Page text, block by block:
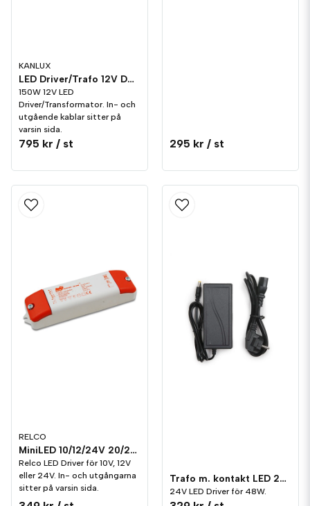
KANLUX
LED Driver/Trafo 12V DC 150W
150W 12V LED
Driver/Transformator. In- och
utgående kablar sitter på
varsin sida.
795 kr / st 295 kr / st
RELCO
MiniLED 10/12/24V 20/25W Relco LED Driver
Relco LED Driver för 10V, 12V
eller 24V. In- och utgångarna
sitter på varsin sida.
Trafo m. kontakt LED 24V 48W
24V LED Driver för 48W.